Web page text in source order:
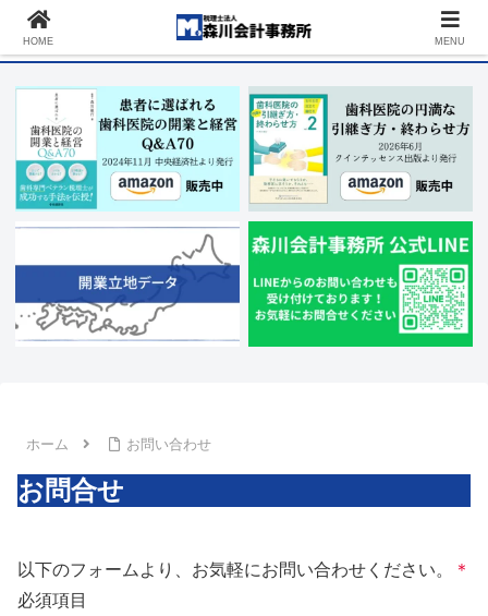
税理士 東京｜歯科顧問150件以上の実績を持つ歯科に強い税理士法人です｜歯
科開業・歯科経営なら森川会計へ
ホーム お問い合わせ
お問合せ
以下のフォームより、お気軽にお問い合わせください。
＊
必須項目
HOME MENU